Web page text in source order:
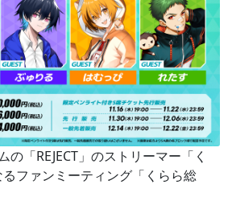
の「REJECT」のストリーマー「く
ファンミーティング「くらら総